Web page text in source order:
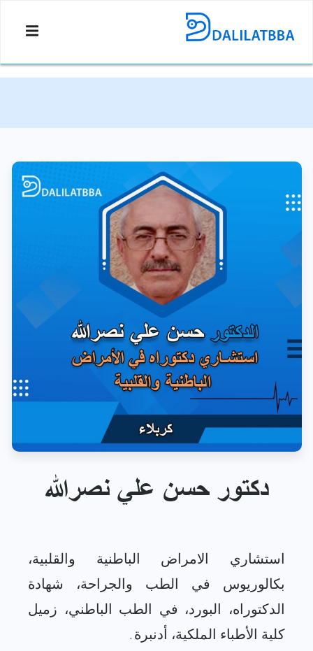
دكتور حسن علي نصرالله
استشاري الامراض الباطنية والقلبية،
بكالوريوس في الطب والجراحة، شهادة
الدكتوراه، البورد، في الطب الباطني، زميل